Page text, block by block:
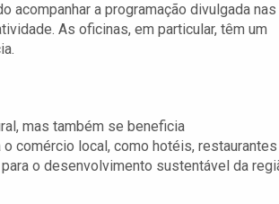
acompanhar a programação divulgada nas
As oficinas, em particular, têm um
mas também se beneficia
comércio local, como hotéis,
o desenvolvimento sustentável da